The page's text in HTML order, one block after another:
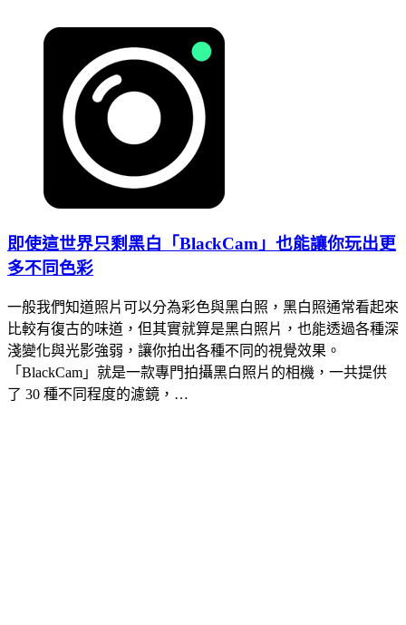
即使這世界只剩黑白「BlackCam」也能讓你玩出更
多不同色彩
一般我們知道照片可以分為彩色與黑白照，黑白照通常看起來
比較有復古的味道，但其實就算是黑白照片，也能透過各種深
淺變化與光影強弱，讓你拍出各種不同的視覺效果。
「BlackCam」就是一款專門拍攝黑白照片的相機，一共提供
了 30 種不同程度的濾鏡，…